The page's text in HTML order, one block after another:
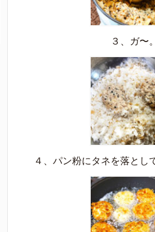
３、ガ〜。
４、パン粉にタネを落とし